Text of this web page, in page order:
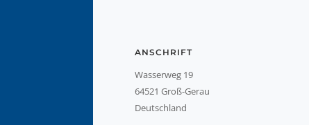
ANSCHRIFT
Wasserweg 19
64521 Groß-Gerau
Deutschland